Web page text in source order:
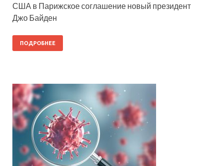
США в Парижское соглашение новый президент
Джо Байден
ПОДРОБНЕЕ